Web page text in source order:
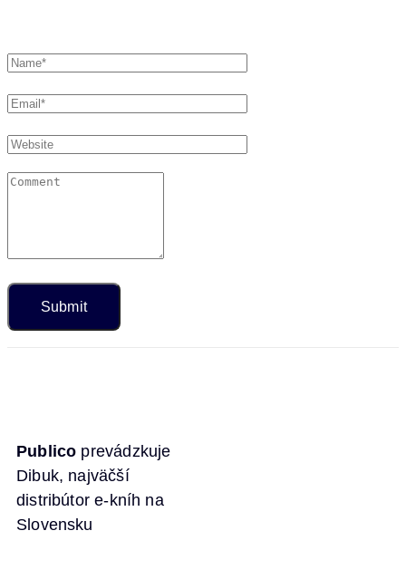
Publico prevádzkuje
Dibuk, najväčší
distribútor e-kníh na
Slovensku